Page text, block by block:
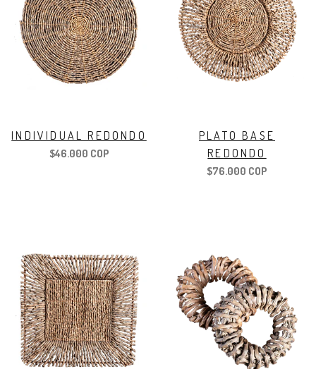
INDIVIDUAL REDONDO
$46.000 COP
PLATO BASE
REDONDO
$76.000 COP